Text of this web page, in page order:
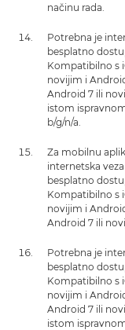
načinu rada.
Potrebna je
besplatno
Kompatibilno s
novijim i
Android 7 ili
istom
b/g/n/a.
Za mobilnu
internetska
besplatno
Kompatibilno s
novijim i
Android 7 ili
Potrebna je
besplatno
Kompatibilno s
novijim i
Android 7 ili
istom